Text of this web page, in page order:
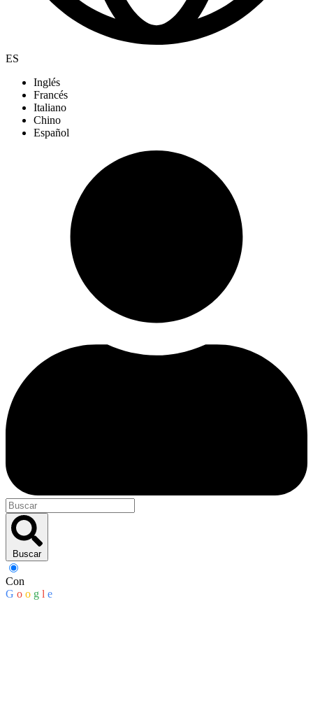
ES
Inglés
Francés
Italiano
Chino
Español
Buscar
Con
G o o g l e